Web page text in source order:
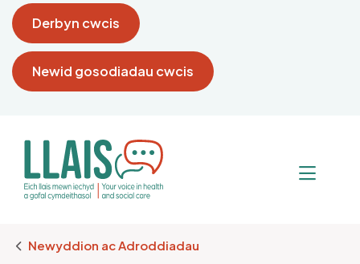
Derbyn cwcis
Newid gosodiadau cwcis
Breadcrumb
Newyddion ac Adroddiadau